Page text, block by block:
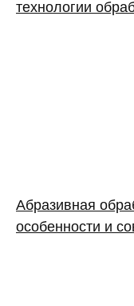
технологии
Абразивная
особенности и